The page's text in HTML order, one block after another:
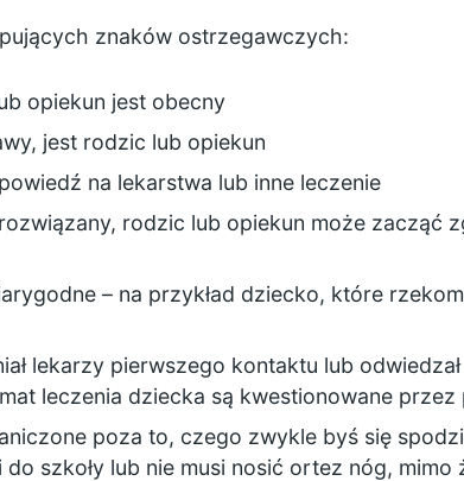
znaków ostrzegawczych:
opiekun jest obecny
jest rodzic lub opiekun
na lekarstwa lub inne leczenie
rodzic lub opiekun może zacząć
– na przykład dziecko, które
lekarzy pierwszego kontaktu lub
leczenia dziecka są kwestionowane
poza to, czego zwykle byś się
szkoły lub nie musi nosić ortez nóg, mimo